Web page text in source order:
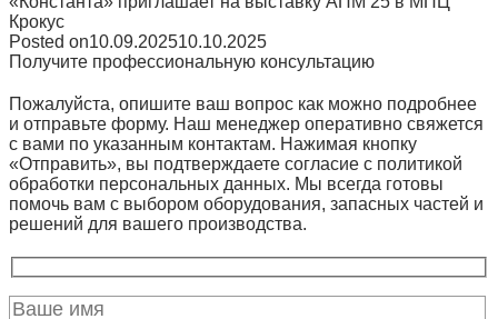
Крокус
Posted on10.09.202510.10.2025
Получите профессиональную консультацию
Пожалуйста, опишите ваш вопрос как можно подробнее
и отправьте форму. Наш менеджер оперативно свяжется
с вами по указанным контактам. Нажимая кнопку
«Отправить», вы подтверждаете согласие с политикой
обработки персональных данных. Мы всегда готовы
помочь вам с выбором оборудования, запасных частей и
решений для вашего производства.